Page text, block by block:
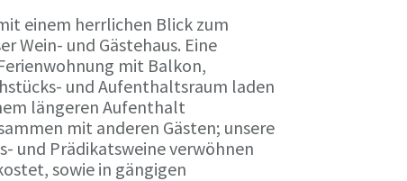
einem herrlichen Blick zum
Wein- und Gästehaus. Eine
mit Balkon,
und Aufenthaltsraum laden
längeren Aufenthalt
mit anderen Gästen; unsere
und Prädikatsweine verwöhnen
sowie in gängigen